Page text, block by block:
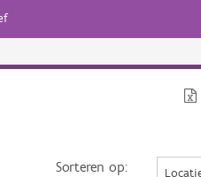
Sorteren op: